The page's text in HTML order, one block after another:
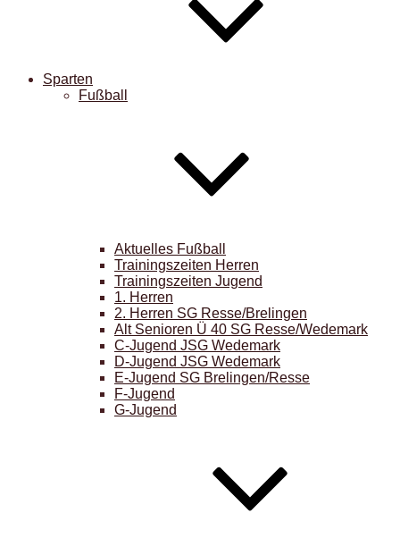
Sparten
Fußball
Aktuelles Fußball
Trainingszeiten Herren
Trainingszeiten Jugend
1. Herren
2. Herren SG Resse/Brelingen
Alt Senioren Ü 40 SG Resse/Wedemark
C-Jugend JSG Wedemark
D-Jugend JSG Wedemark
E-Jugend SG Brelingen/Resse
F-Jugend
G-Jugend